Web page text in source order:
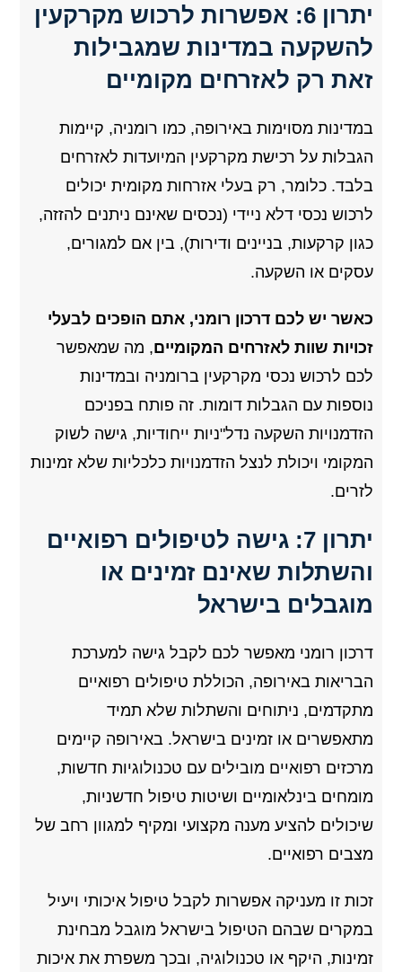
יתרון 6: אפשרות לרכוש מקרקעין
להשקעה במדינות שמגבילות
זאת רק לאזרחים מקומיים
במדינות מסוימות באירופה, כמו רומניה, קיימות
הגבלות על רכישת מקרקעין המיועדות לאזרחים
בלבד. כלומר, רק בעלי אזרחות מקומית יכולים
לרכוש נכסי דלא ניידי (נכסים שאינם ניתנים להזזה,
כגון קרקעות, בניינים ודירות), בין אם למגורים,
עסקים או השקעה.
כאשר יש לכם דרכון רומני, אתם הופכים לבעלי
זכויות שוות לאזרחים המקומיים, מה שמאפשר
לכם לרכוש נכסי מקרקעין ברומניה ובמדינות
נוספות עם הגבלות דומות. זה פותח בפניכם
הזדמנויות השקעה נדל"ניות ייחודיות, גישה לשוק
המקומי ויכולת לנצל הזדמנויות כלכליות שלא זמינות
לזרים.
יתרון 7: גישה לטיפולים רפואיים
והשתלות שאינם זמינים או
מוגבלים בישראל
דרכון רומני מאפשר לכם לקבל גישה למערכת
הבריאות באירופה, הכוללת טיפולים רפואיים
מתקדמים, ניתוחים והשתלות שלא תמיד
מתאפשרים או זמינים בישראל. באירופה קיימים
מרכזים רפואיים מובילים עם טכנולוגיות חדשות,
מומחים בינלאומיים ושיטות טיפול חדשניות,
שיכולים להציע מענה מקצועי ומקיף למגוון רחב של
מצבים רפואיים.
זכות זו מעניקה אפשרות לקבל טיפול איכותי ויעיל
במקרים שבהם הטיפול בישראל מוגבל מבחינת
זמינות, היקף או טכנולוגיה, ובכך משפרת את איכות